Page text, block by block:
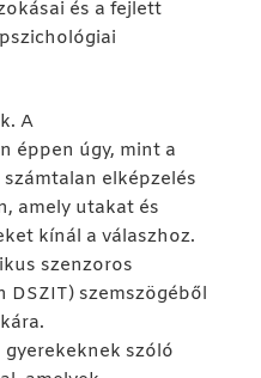
és a fejlett
A
éppen úgy, mint a
elképzelés
amely utakat és
kínál a válaszhoz.
szenzoros
szemszögéből
szóló